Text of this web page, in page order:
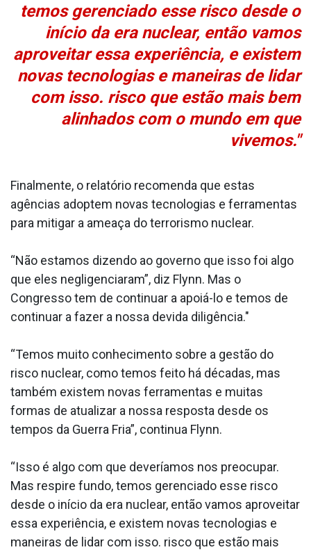
temos gerenciado esse risco desde o
início da era nuclear, então vamos
aproveitar essa experiência, e existem
novas tecnologias e maneiras de lidar
com isso. risco que estão mais bem
alinhados com o mundo em que
vivemos."
Finalmente, o relatório recomenda que estas
agências adoptem novas tecnologias e ferramentas
para mitigar a ameaça do terrorismo nuclear.
“Não estamos dizendo ao governo que isso foi algo
que eles negligenciaram”, diz Flynn. Mas o
Congresso tem de continuar a apoiá-lo e temos de
continuar a fazer a nossa devida diligência."
“Temos muito conhecimento sobre a gestão do
risco nuclear, como temos feito há décadas, mas
também existem novas ferramentas e muitas
formas de atualizar a nossa resposta desde os
tempos da Guerra Fria”, continua Flynn.
“Isso é algo com que deveríamos nos preocupar.
Mas respire fundo, temos gerenciado esse risco
desde o início da era nuclear, então vamos aproveitar
essa experiência, e existem novas tecnologias e
maneiras de lidar com isso. risco que estão mais